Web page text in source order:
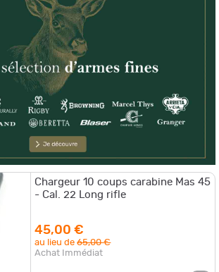
Chargeur 10 coups carabine Mas 45
- Cal. 22 Long rifle
45,00 €
au lieu de65,00 €
Achat Immédiat